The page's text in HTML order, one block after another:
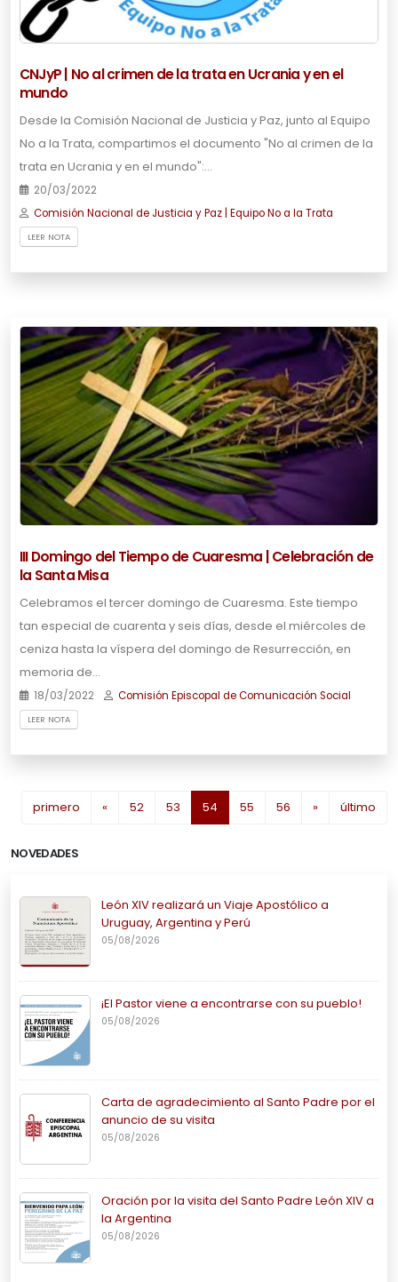
NOVEDADES
León XIV realizará un Viaje Apostólico a
Uruguay, Argentina y Perú
05/08/2026
¡El Pastor viene a encontrarse con su pueblo!
05/08/2026
Carta de agradecimiento al Santo Padre por el
anuncio de su visita
05/08/2026
Oración por la visita del Santo Padre León XIV a
la Argentina
05/08/2026
CNJyP | No al crimen de la trata en Ucrania y en el
mundo
Desde la Comisión Nacional de Justicia y Paz, junto al Equipo
No a la Trata, compartimos el documento "No al crimen de la
trata en Ucrania y en el mundo":…
20/03/2022
Comisión Nacional de Justicia y Paz | Equipo No a la Trata
LEER NOTA
III Domingo del Tiempo de Cuaresma | Celebración de
la Santa Misa
Celebramos el tercer domingo de Cuaresma. Este tiempo
tan especial de cuarenta y seis días, desde el miércoles de
ceniza hasta la víspera del domingo de Resurrección, en
memoria de…
18/03/2022 Comisión Episcopal de Comunicación Social
LEER NOTA
primero « 52 53 54 (current)
55 56 » último